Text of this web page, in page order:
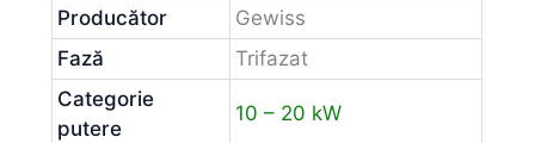
Producător
Gewiss
Fază
Trifazat
Categorie
putere
10 – 20 kW